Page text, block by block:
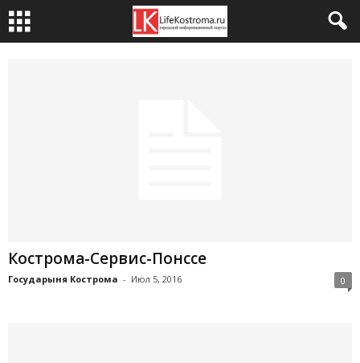
Кострома-Сервис-Понссе
Государыня Кострома - Июл 5, 2016 0